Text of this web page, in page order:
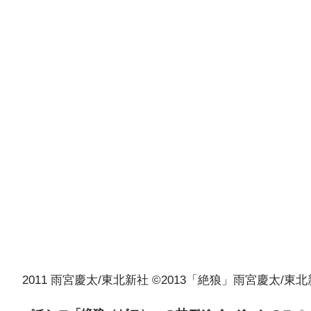
2011 雨宮慶太/東北新社 ©2013「絶狼」雨宮慶太/東北